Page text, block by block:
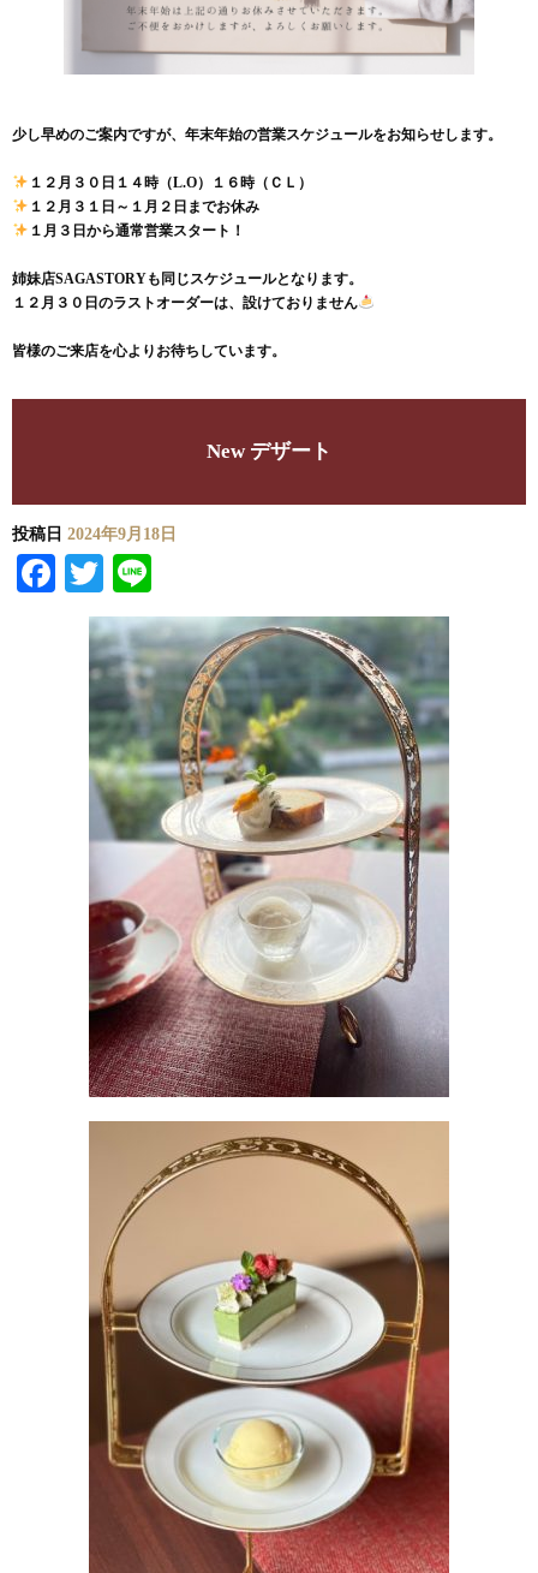
少し早めのご案内ですが、年末年始の営業スケジュールをお知らせします。
１２月３０日１４時（L.O）１６時（ＣＬ）
１２月３１日～１月２日までお休み
１月３日から通常営業スタート！
姉妹店SAGASTORYも同じスケジュールとなります。
１２月３０日のラストオーダーは、設けておりません
皆様のご来店を心よりお待ちしています。
New デザート
投稿日 2024年9月18日
Facebook
Twitter